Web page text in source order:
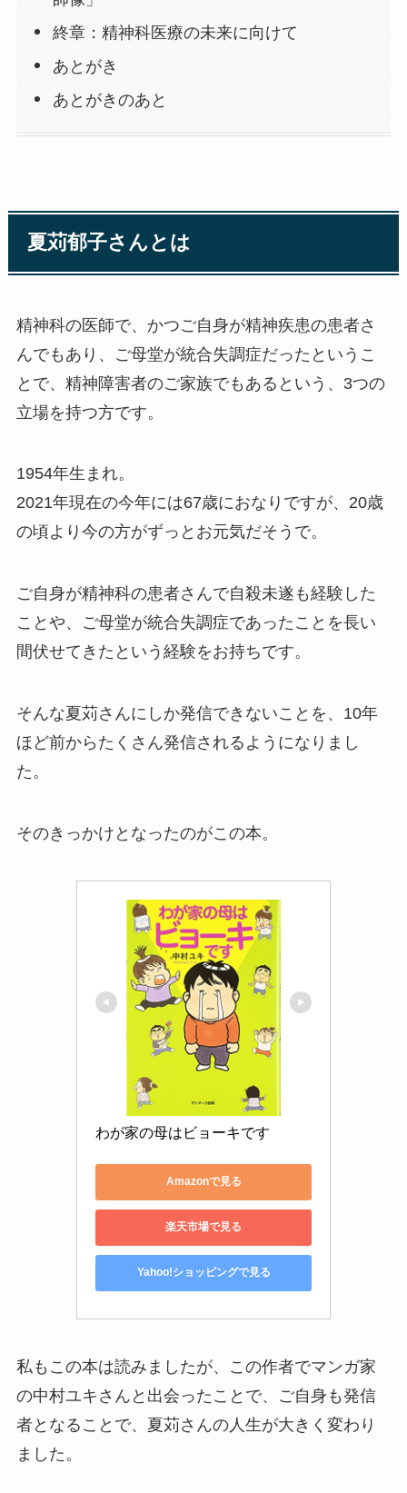
終章：精神科医療の未来に向けて
あとがき
あとがきのあと
夏苅郁子さんとは
精神科の医師で、かつご自身が精神疾患の患者さ
んでもあり、ご母堂が統合失調症だったというこ
とで、精神障害者のご家族でもあるという、3つの
立場を持つ方です。
1954年生まれ。
2021年現在の今年には67歳におなりですが、20歳
の頃より今の方がずっとお元気だそうで。
ご自身が精神科の患者さんで自殺未遂も経験した
ことや、ご母堂が統合失調症であったことを長い
間伏せてきたという経験をお持ちです。
そんな夏苅さんにしか発信できないことを、10年
ほど前からたくさん発信されるようになりまし
た。
そのきっかけとなったのがこの本。
わが家の母はビョーキです
Amazonで見る
楽天市場で見る
Yahoo!ショッピングで見る
私もこの本は読みましたが、この作者でマンガ家
の中村ユキさんと出会ったことで、ご自身も発信
者となることで、夏苅さんの人生が大きく変わり
ました。